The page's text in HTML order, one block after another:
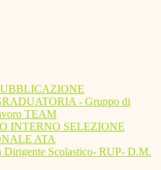
- Gruppo di
TEAM
INTERNO SELEZIONE
ATA
Dirigente Scolastico- RUP- D.M.